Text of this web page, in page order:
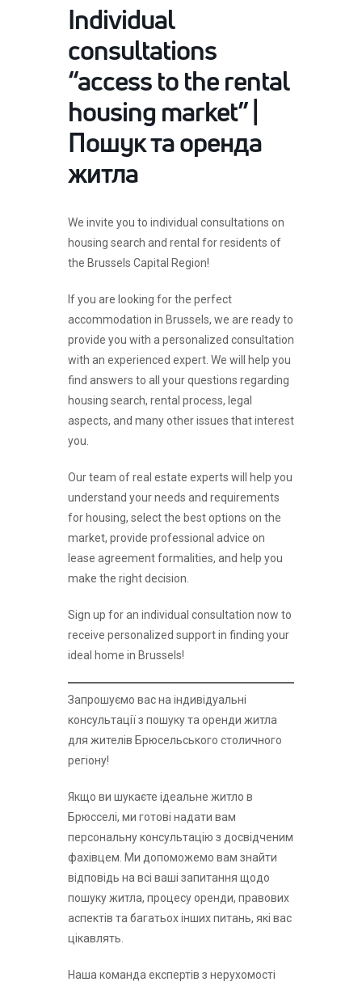
Individual
consultations
“access to the rental
housing market” |
Пошук та оренда
житла
We invite you to individual consultations on
housing search and rental for residents of
the Brussels Capital Region!
If you are looking for the perfect
accommodation in Brussels, we are ready to
provide you with a personalized consultation
with an experienced expert. We will help you
find answers to all your questions regarding
housing search, rental process, legal
aspects, and many other issues that interest
you.
Our team of real estate experts will help you
understand your needs and requirements
for housing, select the best options on the
market, provide professional advice on
lease agreement formalities, and help you
make the right decision.
Sign up for an individual consultation now to
receive personalized support in finding your
ideal home in Brussels!
Запрошуємо вас на індивідуальні
консультації з пошуку та оренди житла
для жителів Брюсельського столичного
регіону!
Якщо ви шукаєте ідеальне житло в
Брюсселі, ми готові надати вам
персональну консультацію з досвідченим
фахівцем. Ми допоможемо вам знайти
відповідь на всі ваші запитання щодо
пошуку житла, процесу оренди, правових
аспектів та багатьох інших питань, які вас
цікавлять.
Наша команда експертів з нерухомості